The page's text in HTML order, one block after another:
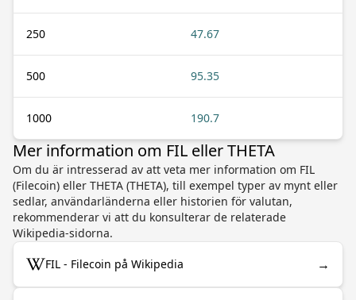
250 47.67
500 95.35
1000 190.7
Mer information om FIL eller THETA
Om du är intresserad av att veta mer information om FIL
(Filecoin) eller THETA (THETA), till exempel typer av mynt eller
sedlar, användarländerna eller historien för valutan,
rekommenderar vi att du konsulterar de relaterade
Wikipedia-sidorna.
FIL - Filecoin på Wikipedia →